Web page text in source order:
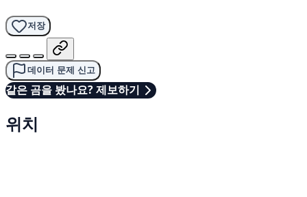
저장
데이터 문제 신고
같은 곰을 봤나요? 제보하기
위치